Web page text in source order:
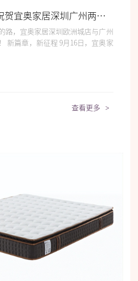
盛世启航 | 热烈祝贺宜奥家居深圳广州两店隆重开业
路，宜奥家居深圳欧洲城店与广州
新篇章，新征程 9月16日，宜奥家
查看更多 >